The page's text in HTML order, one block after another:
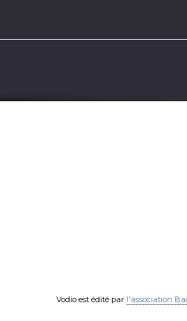
Vodio est édité par l'association